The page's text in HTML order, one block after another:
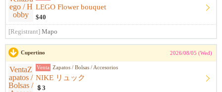
LEGO Flower bouquet
$40
[Registrant] Mapo
Cupertino 2026/08/05 (Wed)
Venta Zapatos / Bolsas / Accesorios
NIKE リュック
＄3